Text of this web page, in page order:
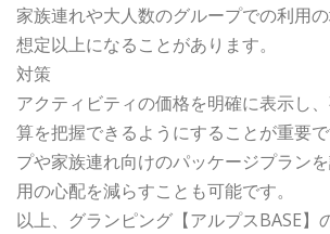
家族連れや大人数のグループでの利用
想定以上になることがあります。
対策
アクティビティの価格を明確に表示し
算を把握できるようにすることが重要
プや家族連れ向けのパッケージプラン
用の心配を減らすことも可能です。
以上、グランピング【アルプスBASE】